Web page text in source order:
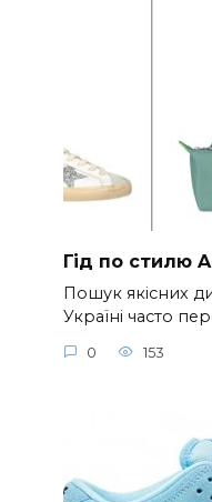
Гід по стилю
Пошук якісних
Україні часто
0 153